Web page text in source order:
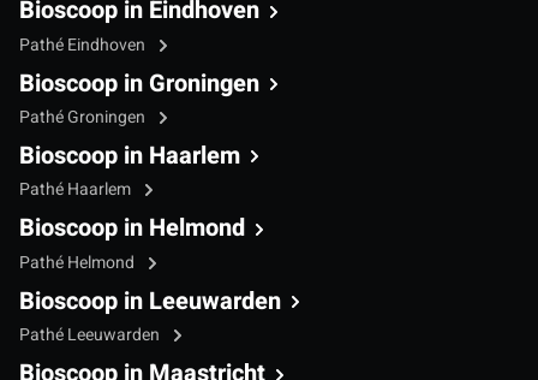
Bioscoop in Eindhoven
Pathé Eindhoven
Bioscoop in Groningen
Pathé Groningen
Bioscoop in Haarlem
Pathé Haarlem
Bioscoop in Helmond
Pathé Helmond
Bioscoop in Leeuwarden
Pathé Leeuwarden